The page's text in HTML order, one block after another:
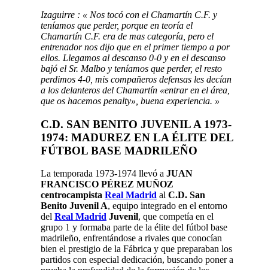
Izaguirre : « Nos tocó con el Chamartín C.F. y
teníamos que perder, porque en teoría el
Chamartín C.F. era de mas categoría, pero el
entrenador nos dijo que en el primer tiempo a por
ellos. Llegamos al descanso 0-0 y en el descanso
bajó el Sr. Malbo y teníamos que perder, el resto
perdimos 4-0, mis compañeros defensas les decían
a los delanteros del Chamartín «entrar en el área,
que os hacemos penalty», buena experiencia. »
C.D. SAN BENITO JUVENIL A 1973-
1974: MADUREZ EN LA ÉLITE DEL
FÚTBOL BASE MADRILEÑO
La temporada 1973-1974 llevó a JUAN
FRANCISCO PÉREZ MUÑOZ
centrocampista Real Madrid al C.D. San
Benito Juvenil A, equipo integrado en el entorno
del Real Madrid Juvenil, que competía en el
grupo 1 y formaba parte de la élite del fútbol base
madrileño, enfrentándose a rivales que conocían
bien el prestigio de la Fábrica y que preparaban los
partidos con especial dedicación, buscando poner a